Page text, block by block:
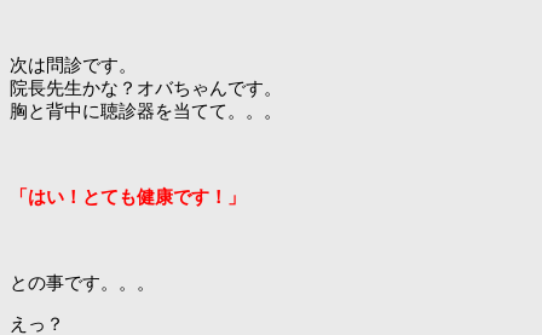
次は問診です。
院長先生かな？オバちゃんです。
胸と背中に聴診器を当てて。。。
「はい！とても健康です！」
との事です。。。
えっ？